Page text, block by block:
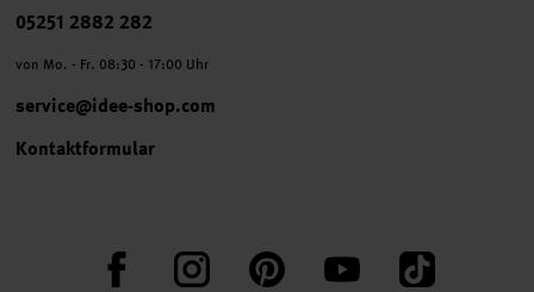
Telefonnummer
05251 2882 282
von Mo. - Fr. 08:30 - 17:00 Uhr
service@idee-shop.com
Kontaktformular
FacebookInstagram PinterestYouTube TikTok